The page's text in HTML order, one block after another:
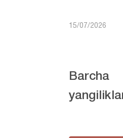
15/07/2026
Barcha